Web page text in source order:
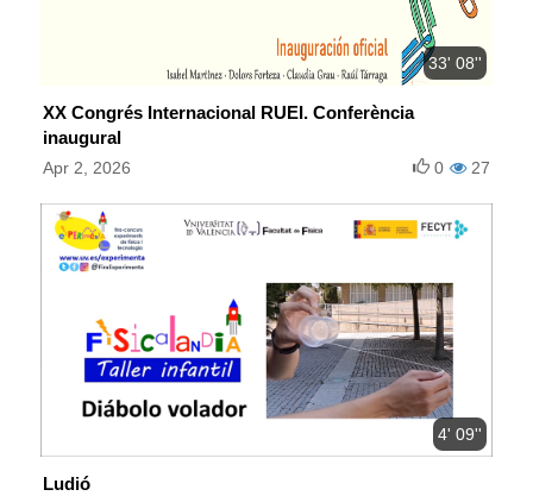
33' 08''
XX Congrés Internacional RUEI. Conferència
inaugural
Apr 2, 2026 27
0
4' 09''
Ludió